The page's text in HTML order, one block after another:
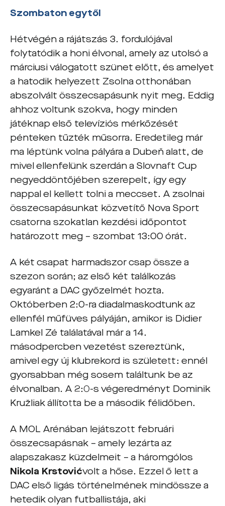
Szombaton egytől
Hétvégén a rájátszás 3. fordulójával
folytatódik a honi élvonal, amely az utolsó a
márciusi válogatott szünet előtt, és amelyet
a hatodik helyezett Zsolna otthonában
abszolvált összecsapásunk nyit meg. Eddig
ahhoz voltunk szokva, hogy minden
játéknap első televíziós mérkőzését
pénteken tűzték műsorra. Eredetileg már
ma léptünk volna pályára a Dubeň alatt, de
mivel ellenfelünk szerdán a Slovnaft Cup
negyeddöntőjében szerepelt, így egy
nappal el kellett tolni a meccset. A zsolnai
összecsapásunkat közvetítő Nova Sport
csatorna szokatlan kezdési időpontot
határozott meg – szombat 13:00 órát.
A két csapat harmadszor csap össze a
szezon során; az első két találkozás
egyaránt a DAC győzelmét hozta.
Októberben 2:0-ra diadalmaskodtunk az
ellenfél műfüves pályáján, amikor is Didier
Lamkel Zé találatával már a 14.
másodpercben vezetést szereztünk,
amivel egy új klubrekord is született: ennél
gyorsabban még sosem találtunk be az
élvonalban. A 2:0-s végeredményt Dominik
Kružliak állította be a második félidőben.
A MOL Arénában lejátszott februári
összecsapásnak – amely lezárta az
alapszakasz küzdelmeit – a háromgólos
Nikola Krstovićvolt a hőse. Ezzel ő lett a
DAC első ligás történelmének mindössze a
hetedik olyan futballistája, aki